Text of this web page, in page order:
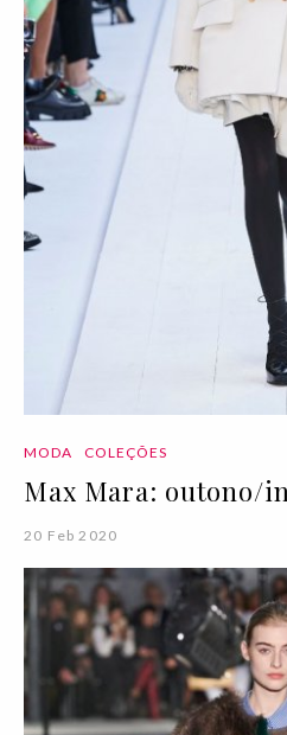
MODA COLEÇÕES
Max Mara: outono/
20 Feb 2020